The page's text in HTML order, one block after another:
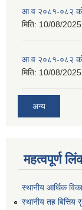
आ.व २०८१-०८२ को
मिति: 10/08/
आ.व २०८१-०८२ को
मिति: 10/08/
अन्य
महत्वपूर्ण
स्थानीय आर्थिक
स्थानीय तह